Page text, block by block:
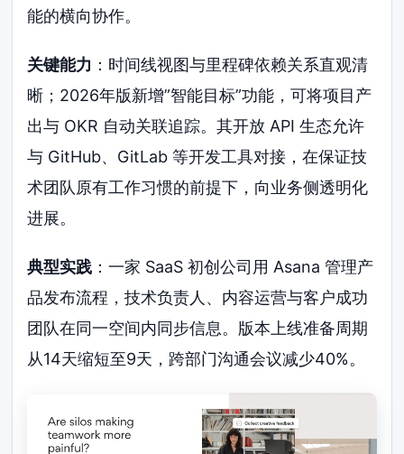
能的横向协作。
关键能力 ：时间线视图与里程碑依赖关系直观清
晰；2026年版新增”智能目标”功能，可将项目产
出与 OKR 自动关联追踪。其开放 API 生态允许
与 GitHub、GitLab 等开发工具对接，在保证技
术团队原有工作习惯的前提下，向业务侧透明化
进展。
典型实践 ：一家 SaaS 初创公司用 Asana 管理产
品发布流程，技术负责人、内容运营与客户成功
团队在同一空间内同步信息。版本上线准备周期
从14天缩短至9天，跨部门沟通会议减少40%。